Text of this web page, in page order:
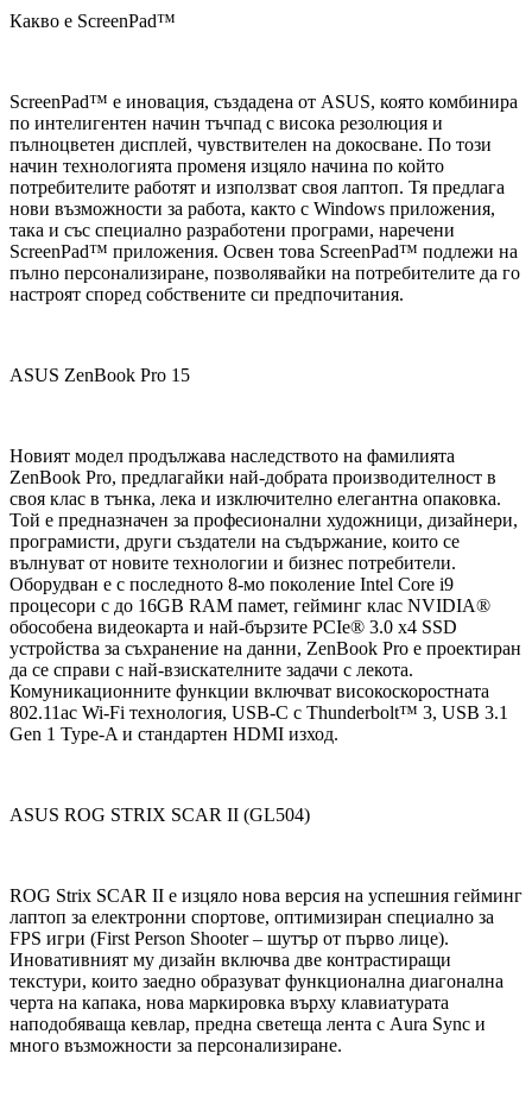
Какво е ScreenPad™
ScreenPad™ е иновация, създадена от ASUS, която комбинира
по интелигентен начин тъчпад с висока резолюция и
пълноцветен дисплей, чувствителен на докосване. По този
начин технологията променя изцяло начина по който
потребителите работят и използват своя лаптоп. Тя предлага
нови възможности за работа, както с Windows приложения,
така и със специално разработени програми, наречени
ScreenPad™ приложения. Освен това ScreenPad™ подлежи на
пълно персонализиране, позволявайки на потребителите да го
настроят според собствените си предпочитания.
ASUS ZenBook Pro 15
Новият модел продължава наследството на фамилията
ZenBook Pro, предлагайки най-добрата производителност в
своя клас в тънка, лека и изключително елегантна опаковка.
Той е предназначен за професионални художници, дизайнери,
програмисти, други създатели на съдържание, които се
вълнуват от новите технологии и бизнес потребители.
Оборудван е с последното 8-мо поколение Intel Core i9
процесори с до 16GB RAM памет, гейминг клас NVIDIA®
обособена видеокарта и най-бързите PCIe® 3.0 x4 SSD
устройства за съхранение на данни, ZenBook Pro е проектиран
да се справи с най-взискателните задачи с лекота.
Комуникационните функции включват високоскоростната
802.11ac Wi-Fi технология, USB-C с Thunderbolt™ 3, USB 3.1
Gen 1 Type-A и стандартен HDMI изход.
ASUS ROG STRIX SCAR II (GL504)
ROG Strix SCAR II е изцяло нова версия на успешния гейминг
лаптоп за електронни спортове, оптимизиран специално за
FPS игри (First Person Shooter – шутър от първо лице).
Иновативният му дизайн включва две контрастиращи
текстури, които заедно образуват функционална диагонална
черта на капака, нова маркировка върху клавиатурата
наподобяваща кевлар, предна светеща лента с Aura Sync и
много възможности за персонализиране.